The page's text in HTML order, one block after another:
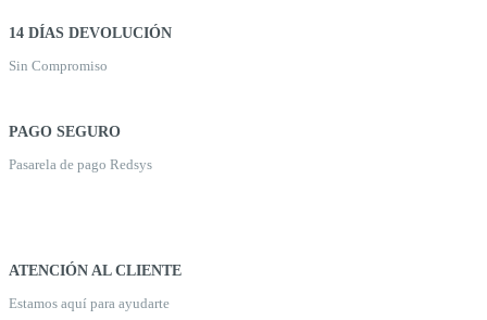
14 DÍAS DEVOLUCIÓN
Sin Compromiso
PAGO SEGURO
Pasarela de pago Redsys
ATENCIÓN AL CLIENTE
Estamos aquí para ayudarte